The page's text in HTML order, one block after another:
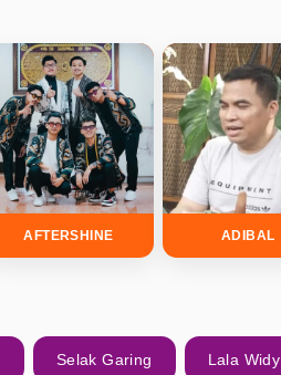
AFTERSHINE ADIBAL
Selak Garing Lala Widy